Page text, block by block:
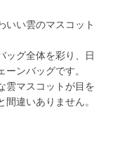
いい雲のマスコット
ッグ全体を彩り、日
ンバッグです。
雲マスコットが目を
違いありません。